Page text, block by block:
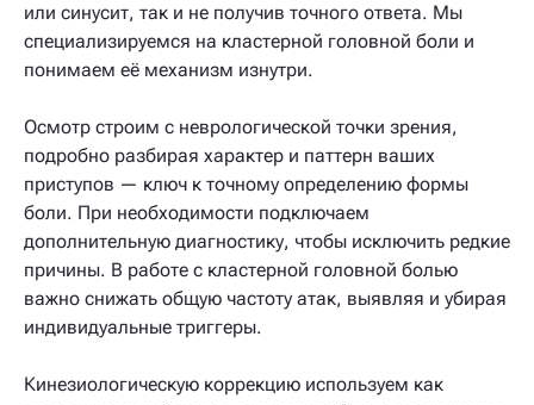
или синусит, так и не получив точного ответа. Мы
специализируемся на кластерной головной боли и
понимаем её механизм изнутри.
Осмотр строим с неврологической точки зрения,
подробно разбирая характер и паттерн ваших
приступов — ключ к точному определению формы
боли. При необходимости подключаем
дополнительную диагностику, чтобы исключить редкие
причины. В работе с кластерной головной болью
важно снижать общую частоту атак, выявляя и убирая
индивидуальные триггеры.
Кинезиологическую коррекцию используем как